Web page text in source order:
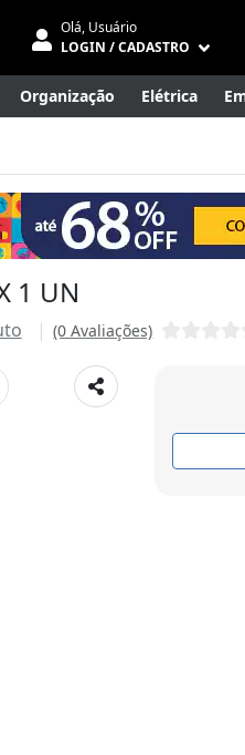
Olá, Usuário
LOGIN / CADASTRO
Organização Elétrica
1 UN
(0 Avaliações)